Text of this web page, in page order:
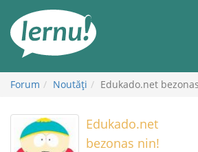
conținut
Forum Noutăţi Edukado.net
Edukado.net
bezonas nin!